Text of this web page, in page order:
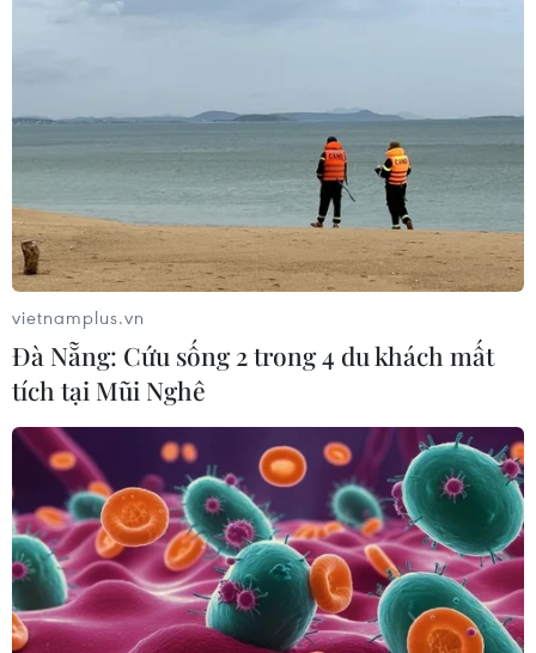
vietnamplus.vn
Đà Nẵng: Cứu sống 2 trong 4 du khách mất
tích tại Mũi Nghê